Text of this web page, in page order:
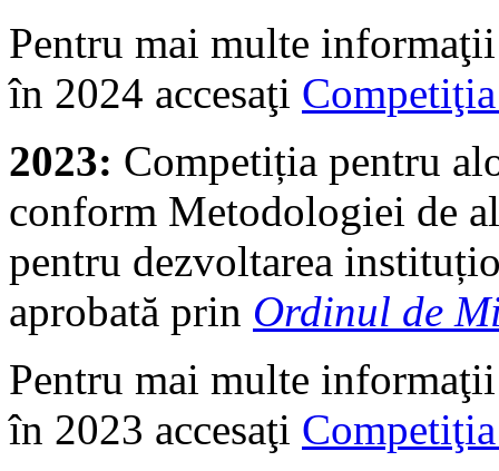
Pentru mai multe
în 2024 accesaţi
2023: Competiția pentru
conform Metodologiei de
pentru dezvoltarea
aprobată prin Ordinul de
Pentru mai multe
în 2023 accesaţi